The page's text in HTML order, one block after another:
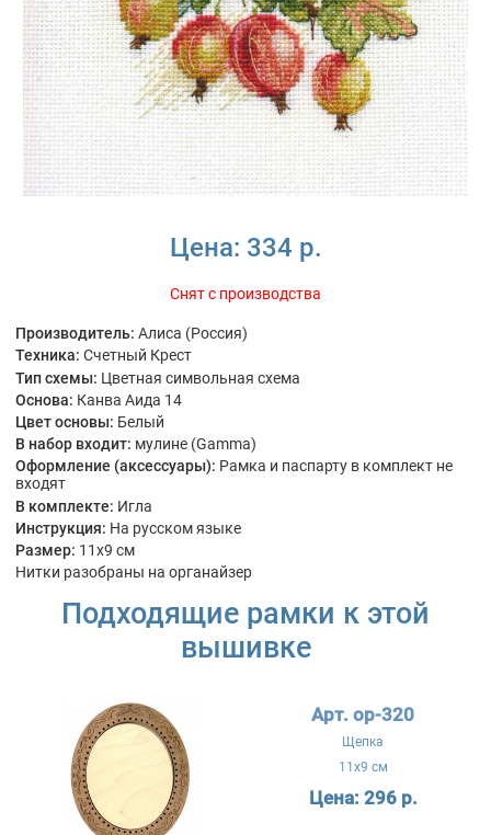
Цена: 334 р.
Снят с производства
Производитель: Алиса (Россия)
Техника: Счетный Крест
Тип схемы: Цветная символьная схема
Основа: Канва Аида 14
Цвет основы: Белый
В набор входит: мулине (Gamma)
Оформление (аксессуары): Рамка и паспарту в комплект не
входят
В комплекте: Игла
Инструкция: На русском языке
Размер: 11x9 см
Нитки разобраны на органайзер
Подходящие рамки к этой
вышивке
Арт. ор-320
Щепка
11x9 см
Цена: 296 р.